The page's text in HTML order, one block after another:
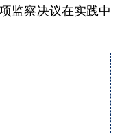
监察决议在实践中